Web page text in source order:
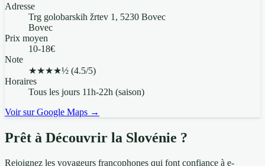
Adresse
Trg golobarskih žrtev 1, 5230 Bovec
Bovec
Prix moyen
10-18€
Note
★★★★½ (4.5/5)
Horaires
Tous les jours 11h-22h (saison)
Voir sur Google Maps →
Prêt à Découvrir la Slovénie ?
Rejoignez les voyageurs francophones qui font confiance à e-